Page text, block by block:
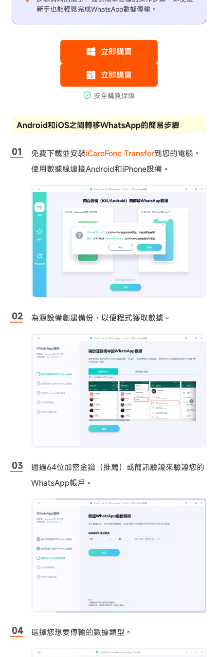
新手也能輕鬆完成WhatsApp數據傳輸。
Android和iOS之間轉移WhatsApp的簡易步驟
免費下載並安裝iCareFone Transfer到您的電腦。
使用數據線連接Android和iPhone設備。
為源設備創建備份，以便程式獲取數據。
通過64位加密金鑰（推薦）或簡訊驗證來驗證您的
WhatsApp帳戶。
選擇您想要傳輸的數據類型。